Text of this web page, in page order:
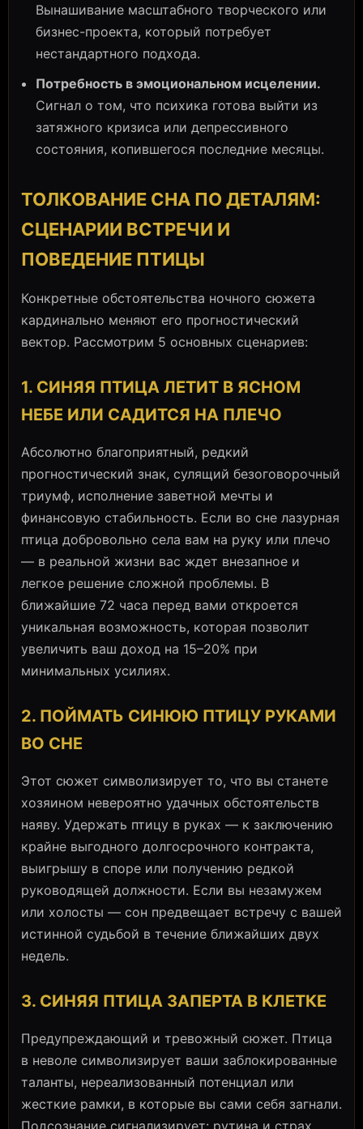
Вынашивание масштабного творческого или
бизнес-проекта, который потребует
нестандартного подхода.
Потребность в эмоциональном исцелении.
Сигнал о том, что психика готова выйти из
затяжного кризиса или депрессивного
состояния, копившегося последние месяцы.
ТОЛКОВАНИЕ СНА ПО ДЕТАЛЯМ:
СЦЕНАРИИ ВСТРЕЧИ И
ПОВЕДЕНИЕ ПТИЦЫ
Конкретные обстоятельства ночного сюжета
кардинально меняют его прогностический
вектор. Рассмотрим 5 основных сценариев:
1. СИНЯЯ ПТИЦА ЛЕТИТ В ЯСНОМ
НЕБЕ ИЛИ САДИТСЯ НА ПЛЕЧО
Абсолютно благоприятный, редкий
прогностический знак, сулящий безоговорочный
триумф, исполнение заветной мечты и
финансовую стабильность. Если во сне лазурная
птица добровольно села вам на руку или плечо
— в реальной жизни вас ждет внезапное и
легкое решение сложной проблемы. В
ближайшие 72 часа перед вами откроется
уникальная возможность, которая позволит
увеличить ваш доход на 15–20% при
минимальных усилиях.
2. ПОЙМАТЬ СИНЮЮ ПТИЦУ РУКАМИ
ВО СНЕ
Этот сюжет символизирует то, что вы станете
хозяином невероятно удачных обстоятельств
наяву. Удержать птицу в руках — к заключению
крайне выгодного долгосрочного контракта,
выигрышу в споре или получению редкой
руководящей должности. Если вы незамужем
или холосты — сон предвещает встречу с вашей
истинной судьбой в течение ближайших двух
недель.
3. СИНЯЯ ПТИЦА ЗАПЕРТА В КЛЕТКЕ
Предупреждающий и тревожный сюжет. Птица
в неволе символизирует ваши заблокированные
таланты, нереализованный потенциал или
жесткие рамки, в которые вы сами себя загнали.
Подсознание сигнализирует: рутина и страх